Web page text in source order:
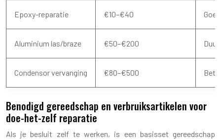
Epoxy-reparatie €10–€40
Aluminium las/braze €50–€200
Condensor vervanging €80–€500
Benodigd gereedschap en verbruiksartikelen voor
doe-het-zelf reparatie
Als je besluit zelf te werken, is een basisset gereedschap